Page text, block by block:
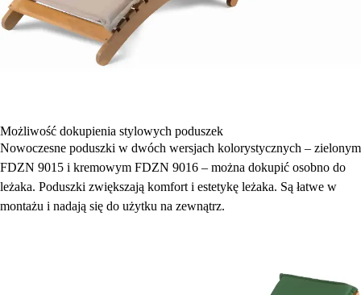
Możliwość dokupienia stylowych poduszek
Nowoczesne poduszki w dwóch wersjach kolorystycznych – zielonym
FDZN 9015 i kremowym FDZN 9016 – można dokupić osobno do
leżaka. Poduszki zwiększają komfort i estetykę leżaka. Są łatwe w
montażu i nadają się do użytku na zewnątrz.